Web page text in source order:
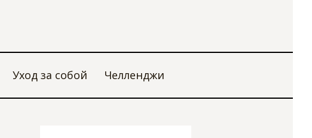
Уход за собой Челленджи